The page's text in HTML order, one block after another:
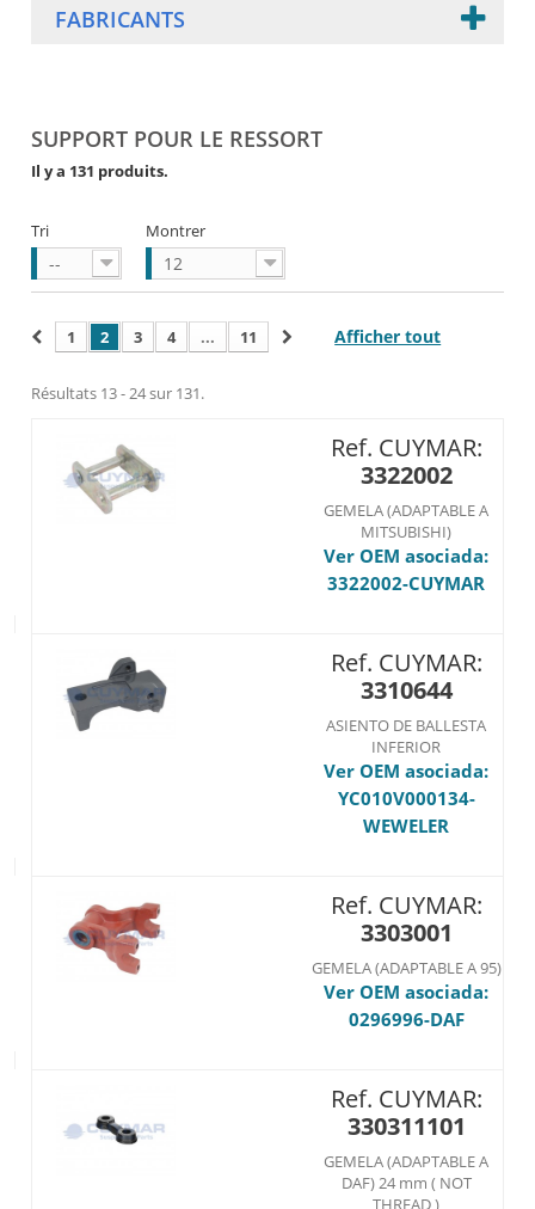
FABRICANTS
SUPPORT POUR LE RESSORT
Il y a 131 produits.
Tri
--
Montrer
12
Afficher tout
1 2 3 4 ... 11
Résultats 13 - 24 sur 131.
Ref. CUYMAR:
3322002
GEMELA (ADAPTABLE A
MITSUBISHI)
Ver OEM asociada:
3322002-CUYMAR
Ref. CUYMAR:
3310644
ASIENTO DE BALLESTA
INFERIOR
Ver OEM asociada:
YC010V000134-
WEWELER
Ref. CUYMAR:
3303001
GEMELA (ADAPTABLE A 95)
Ver OEM asociada:
0296996-DAF
Ref. CUYMAR:
330311101
GEMELA (ADAPTABLE A
DAF) 24 mm ( NOT
THREAD )